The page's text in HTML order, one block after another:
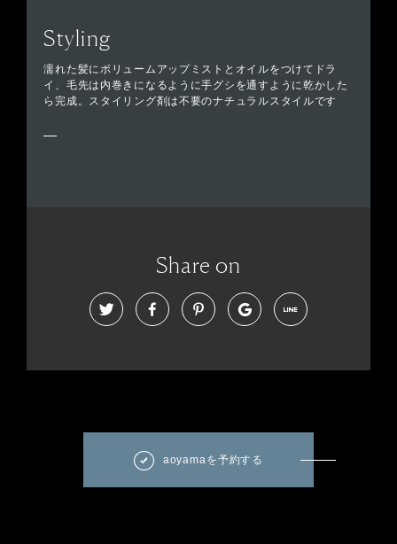
Styling
濡れた髪にボリュームアップミストとオイルをつけてドラ
イ、毛先は内巻きになるように手グシを通すように乾かした
ら完成。スタイリング剤は不要のナチュラルスタイルです
Share on
aoyamaを予約する